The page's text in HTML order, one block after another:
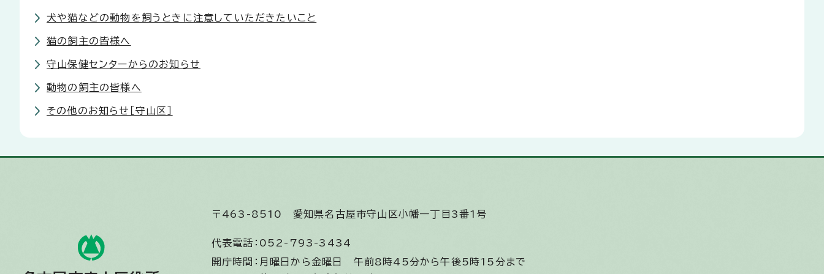
犬や猫などの動物を飼うときに注意していただきたいこと
猫の飼主の皆様へ
守山保健センターからのお知らせ
動物の飼主の皆様へ
その他のお知らせ［守山区］
〒463-8510 愛知県名古屋市守山区小幡一丁目3番1号
代表電話： 052-793-3434
開庁時間： 月曜日から金曜日 午前8時45分から午後5時15分まで